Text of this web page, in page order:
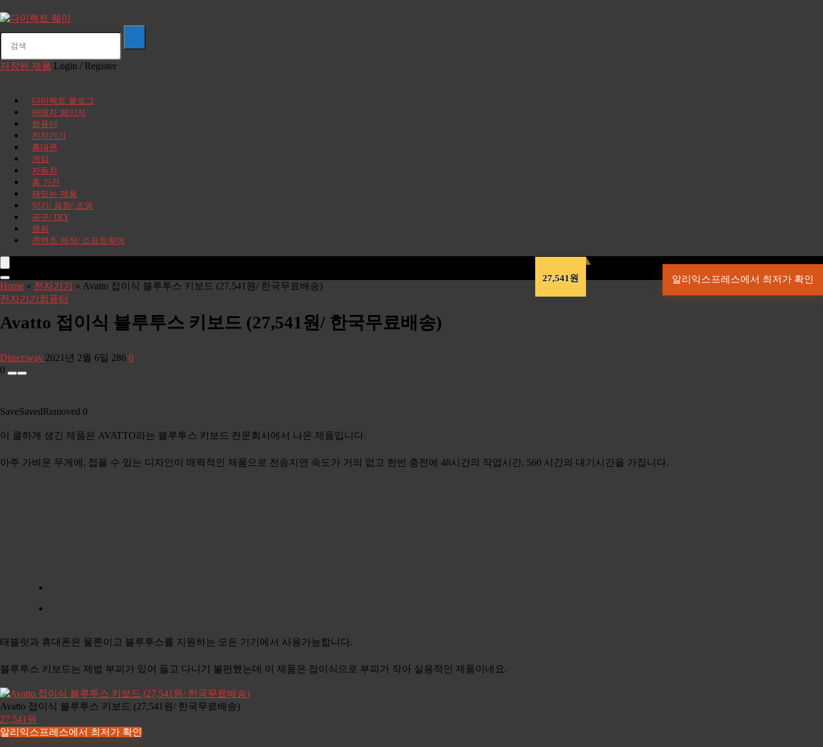
저장된 제품 Login / Register
다이렉트 블로그
판매자 페이지
컴퓨터
전자기기
휴대폰
게임
자동차
홈 가전
재밌는 제품
악기/ 음향/ 조명
공구/ DIY
캠핑
콘텐츠 제작/ 소프트웨어
27,541원 알리익스프레스에서 최저가 확인
Home » 전자기기 » Avatto 접이식 블루투스 키보드 (27,541원/ 한국무료배송)
전자기기 컴퓨터
Avatto 접이식 블루투스 키보드 (27,541원/ 한국무료배송)
Direct:way 2021년 2월 6일 286 0
0
SaveSavedRemoved 0
이 쿨하게 생긴 제품은 AVATTO라는 블루투스 키보드 전문회사에서 나온 제품입니다.
아주 가벼운 무게에, 접을 수 있는 디자인이 매력적인 제품으로 전송지연 속도가 거의 없고 한번 충전에 48시간의 작업시간, 560 시간의 대기시간을 가집니다.
태블릿과 휴대폰은 물론이고 블루투스를 지원하는 모든 기기에서 사용가능합니다.
블루투스 키보드는 제법 부피가 있어 들고 다니기 불편했는데 이 제품은 접이식으로 부피가 작아 실용적인 제품이네요.
Avatto 접이식 블루투스 키보드 (27,541원/ 한국무료배송)
27,541원
알리익스프레스에서 최저가 확인